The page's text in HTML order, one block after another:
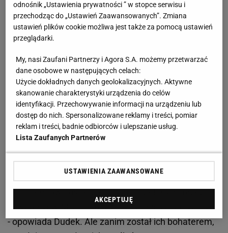
W 17. rocznicę niesamowitego finałuLigi
MistrzówMilan - Liverpool przypominamy tekst
opublikowany na Sport.pl dwa lata temu.
Janas: Taki kawał drogi przyjechałeś, a tu już po
meczu
Przed tamtym finałem eksperci spodziewali się
defensywnej gry z obu stron. Wróżono
bezbramkowy remis i zastanawiano się, kto lepiej
broni rzuty karne - Dida czyDudek.
Dostałem dwa dyski z karnymi strzelanymi przez
zawodników Milanu. To było w sumie ze sto karnych
- opowiada Dudek. Ale zanim został ich bohaterem,
odnośnik „Ustawienia prywatności ” w stopce serwisu i
przechodząc do „Ustawień Zaawansowanych”. Zmiana
ustawień plików cookie możliwa jest także za pomocą ustawień
przeglądarki.
My, nasi Zaufani Partnerzy i Agora S.A. możemy przetwarzać
dane osobowe w następujących celach:
Użycie dokładnych danych geolokalizacyjnych. Aktywne
skanowanie charakterystyki urządzenia do celów
identyfikacji. Przechowywanie informacji na urządzeniu lub
dostęp do nich. Spersonalizowane reklamy i treści, pomiar
reklam i treści, badnie odbiorców i ulepszanie usług.
Lista Zaufanych Partnerów
USTAWIENIA ZAAWANSOWANE
AKCEPTUJĘ